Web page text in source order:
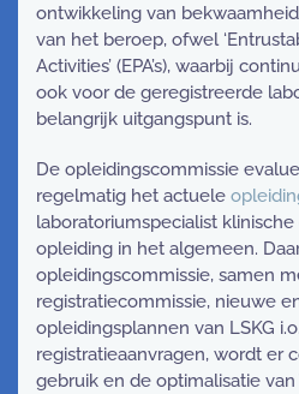
ontwikkeling van
van het beroep, ofwel
Activities’ (EPA’s), waarbij
ook voor de geregistreerde
belangrijk uitgangspunt is.
De opleidingscommissie
regelmatig het actuele
laboratoriumspecialist
opleiding in het algemeen.
opleidingscommissie, samen
registratiecommissie, nieuwe
opleidingsplannen van LSKG
registratieaanvragen, wordt er
gebruik en de optimalisatie van